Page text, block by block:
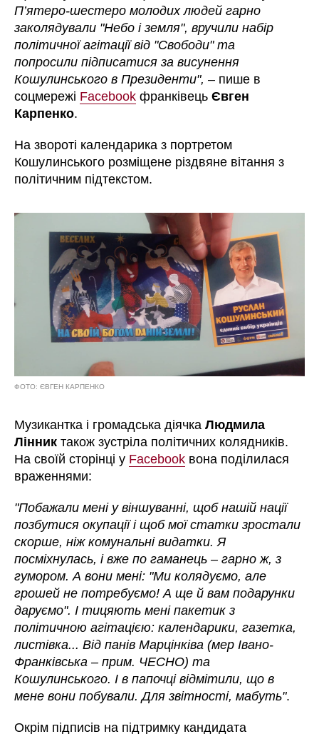
П’ятеро-шестеро молодих людей гарно
заколядували "Небо і земля", вручили набір
політичної агітації від "Свободи" та
попросили підписатися за висунення
Кошулинського в Президенти", – пише в
соцмережі Facebook франківецьЄвген
Карпенко.
На звороті календарика з портретом
Кошулинського розміщене різдвяне вітання з
політичним підтекстом.
ФОТО: ЄВГЕН КАРПЕНКО
Музикантка і громадська діячкаЛюдмила
Лінник також зустріла політичних колядників.
На своїй сторінці у Facebook вона поділилася
враженнями:
"Побажали мені у віншуванні, щоб нашій нації
позбутися окупації і щоб мої статки зростали
скорше, ніж комунальні видатки. Я
посміхнулась, і вже по гаманець – гарно ж, з
гумором. А вони мені: "Ми колядуємо, але
грошей не потребуємо! А ще й вам подарунки
даруємо". І тицяють мені пакетик з
політичною агітацією: календарики, газетка,
листівка... Від панів Марцінківа (мер Івано-
Франківська – прим. ЧЕСНО) та
Кошулинського. І в папочці відмітили, що в
мене вони побували. Для звітності, мабуть".
Окрім підписів на підтримку кандидата